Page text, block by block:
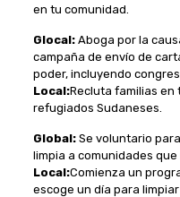
en tu comunidad.
Glocal:Aboga por la
campaña de envío de
poder, incluyendo
Local:Recluta familias en
refugiados Sudaneses.
Global:Se voluntario
limpia a comunidades que
Local:Comienza un
escoge un día para limpiar